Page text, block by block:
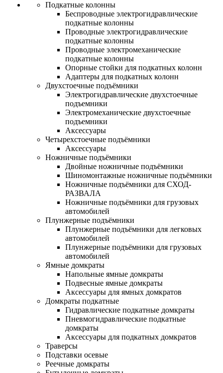
Подкатные колонны
Беспроводные электрогидравлические
подкатные колонны
Проводные электрогидравлические
подкатные колонны
Проводные электромеханические
подкатные колонны
Опорные стойки для подкатных колонн
Адаптеры для подкатных колонн
Двухстоечные подъёмники
Электрогидравлические двухстоечные
подъемники
Электромеханические двухстоечные
подъемники
Аксессуары
Четырехстоечные подъёмники
Аксессуары
Ножничные подъёмники
Двойные ножничные подъёмники
Шиномонтажные ножничные подъёмники
Ножничные подъёмники для СХОД-
РАЗВАЛА
Ножничные подъёмники для грузовых
автомобилей
Плунжерные подъёмники
Плунжерные подъёмники для легковых
автомобилей
Плунжерные подъёмники для грузовых
автомобилей
Ямные домкраты
Напольные ямные домкраты
Подвесные ямные домкраты
Аксессуары для ямных домкратов
Домкраты подкатные
Гидравлические подкатные домкраты
Пневмогидравлические подкатные
домкраты
Аксессуары для подкатных домкратов
Траверсы
Подставки осевые
Реечные домкраты